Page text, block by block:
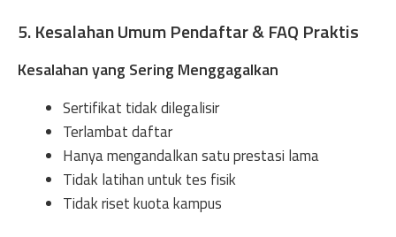
5. Kesalahan Umum Pendaftar & FAQ Praktis
Kesalahan yang Sering Menggagalkan
Sertifikat tidak dilegalisir
Terlambat daftar
Hanya mengandalkan satu prestasi lama
Tidak latihan untuk tes fisik
Tidak riset kuota kampus